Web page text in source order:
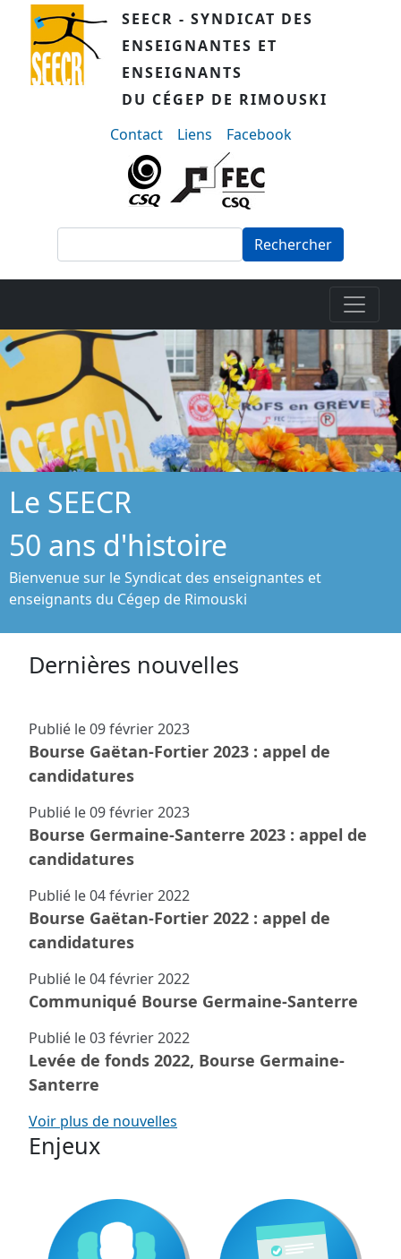
Aller au contenu principalSEECR - SYNDICAT DES
ENSEIGNANTES ET
ENSEIGNANTS
DU CÉGEP DE RIMOUSKI
menu-secondaire
Contact Liens Facebook
Le SEECR
50 ans d'histoire
Bienvenue sur le Syndicat des enseignantes et
enseignants du Cégep de Rimouski
Enjeux
Dernières nouvelles
Publié le09 février 2023
Bourse Gaëtan-Fortier 2023 : appel de
candidatures
Publié le09 février 2023
Bourse Germaine-Santerre 2023 : appel de
candidatures
Publié le04 février 2022
Bourse Gaëtan-Fortier 2022 : appel de
candidatures
Publié le04 février 2022
Communiqué Bourse Germaine-Santerre
Publié le03 février 2022
Levée de fonds 2022, Bourse Germaine-
Santerre
Voir plus de nouvelles